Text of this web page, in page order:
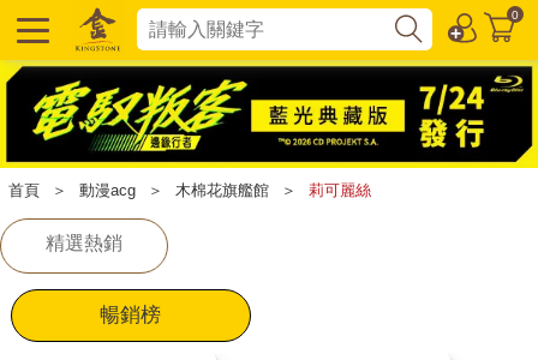
0
首頁 ＞ 動漫acg ＞ 木棉花旗艦館 ＞ 莉可麗絲
精選熱銷
暢銷榜